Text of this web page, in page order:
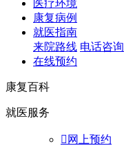
医疗环境
康复病例
就医指南
来院路线 电话咨询
在线预约
康复百科
就医服务
 网上预约